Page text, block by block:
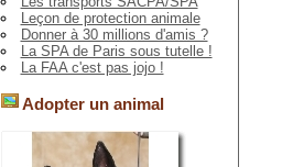
Leçon de protection animale
Donner à 30 millions d'amis ?
La SPA de Paris sous tutelle !
La FAA c'est pas jojo !
Adopter un animal